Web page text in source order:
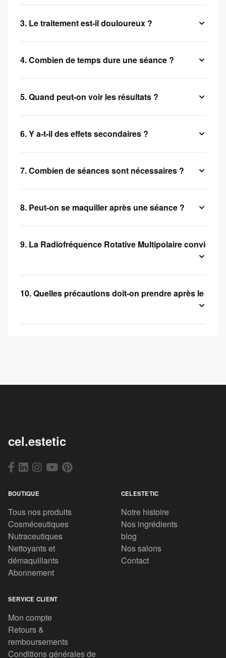
3. Le traitement est-il douloureux ?
4. Combien de temps dure une séance ?
5. Quand peut-on voir les résultats ?
6. Y a-t-il des effets secondaires ?
7. Combien de séances sont nécessaires ?
8. Peut-on se maquiller après une séance ?
9. La Radiofréquence Rotative Multipolaire convient-
10. Quelles précautions doit-on prendre après le
cel.estetic
BOUTIQUE
Tous nos produits
Cosméceutiques
Nutraceutiques
Nettoyants et
démaquillants
Abonnement
CELESTETIC
Notre histoire
Nos ingrédients
blog
Nos salons
Contact
SERVICE CLIENT
Mon compte
Retours &
remboursements
Conditions générales de